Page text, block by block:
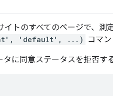
イトのすべてのページで、測
'default', ...) コマン
に同意ステータスを拒否す